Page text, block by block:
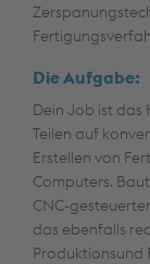
Die Aufgabe:
Dein Job ist das
Teilen auf
Erstellen von
Computers.
CNC-
das ebenfalls
Produktionsund